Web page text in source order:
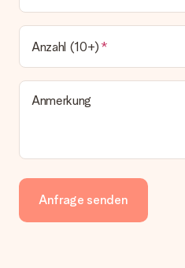
Anzahl (10+)
Anmerkung
Anfrage senden